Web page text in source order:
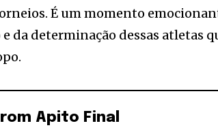
É um momento
da determinação dessas atletas
Apito Final